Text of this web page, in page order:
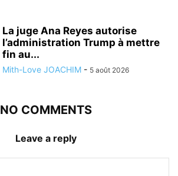
La juge Ana Reyes autorise
l’administration Trump à mettre
fin au...
Mith-Love JOACHIM - 5 août 2026
NO COMMENTS
Leave a reply